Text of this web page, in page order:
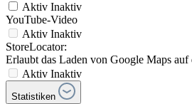
Aktiv Inaktiv
YouTube-Video
Aktiv Inaktiv
StoreLocator:
Erlaubt das Laden von Google Maps auf
Aktiv Inaktiv
Statistiken